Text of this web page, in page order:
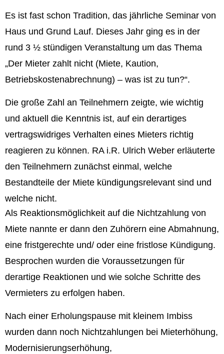
Es ist fast schon Tradition, das jährliche Seminar von
Haus und Grund Lauf. Dieses Jahr ging es in der
rund 3 ½ stündigen Veranstaltung um das Thema
„Der Mieter zahlt nicht (Miete, Kaution,
Betriebskostenabrechnung) – was ist zu tun?“.
Die große Zahl an Teilnehmern zeigte, wie wichtig
und aktuell die Kenntnis ist, auf ein derartiges
vertragswidriges Verhalten eines Mieters richtig
reagieren zu können. RA i.R. Ulrich Weber erläuterte
den Teilnehmern zunächst einmal, welche
Bestandteile der Miete kündigungsrelevant sind und
welche nicht.
Als Reaktionsmöglichkeit auf die Nichtzahlung von
Miete nannte er dann den Zuhörern eine Abmahnung,
eine fristgerechte und/ oder eine fristlose Kündigung.
Besprochen wurden die Voraussetzungen für
derartige Reaktionen und wie solche Schritte des
Vermieters zu erfolgen haben.
Nach einer Erholungspause mit kleinem Imbiss
wurden dann noch Nichtzahlungen bei Mieterhöhung,
Modernisierungserhöhung,